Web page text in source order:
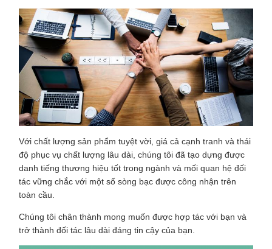
Với chất lượng sản phẩm tuyệt vời, giá cả cạnh tranh và thái
độ phục vụ chất lượng lâu dài, chúng tôi đã tạo dựng được
danh tiếng thương hiệu tốt trong ngành và mối quan hệ đối
tác vững chắc với một số sòng bạc được công nhận trên
toàn cầu.
Chúng tôi chân thành mong muốn được hợp tác với bạn và
trở thành đối tác lâu dài đáng tin cậy của bạn.